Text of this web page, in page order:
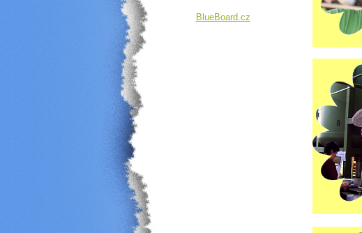
BlueBoard.cz